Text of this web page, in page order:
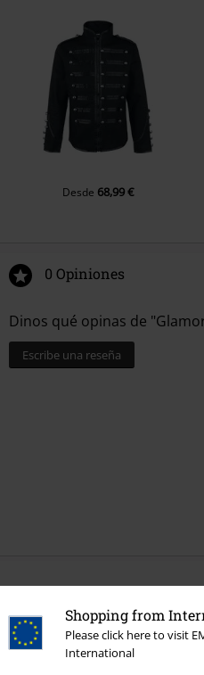
Shopping from
Please click here to visit
International
Desde 68,99 €
0 Opiniones
Dinos qué opinas de
Escribe una reseña
Estilos Básicos Accesorios
Ropa & accesorios Bolsos